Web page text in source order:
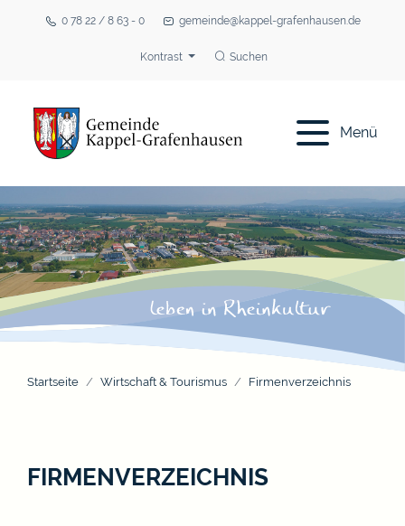
0 78 22 / 8 63 - 0 gemeinde@kappel-grafenhausen.de
Kontrast Suchen
Menü
Startseite Wirtschaft & Tourismus Firmenverzeichnis
FIRMENVERZEICHNIS